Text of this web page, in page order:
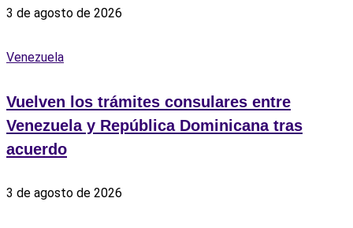
3 de agosto de 2026
Venezuela
Vuelven los trámites consulares entre
Venezuela y República Dominicana tras
acuerdo
3 de agosto de 2026